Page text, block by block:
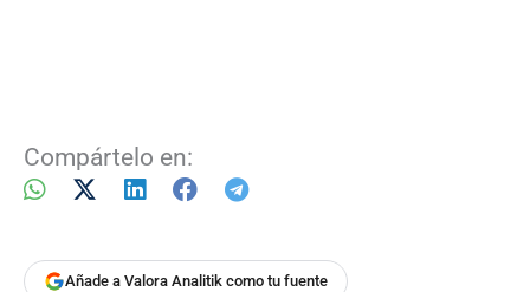
Compártelo en:
Añade a Valora Analitik como tu fuente